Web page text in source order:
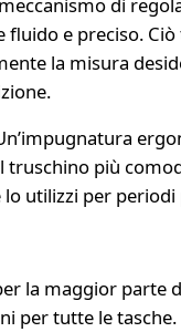
di
fluido e preciso.
la misura
truschino più
lo utilizzi per
la maggior parte
per tutte le